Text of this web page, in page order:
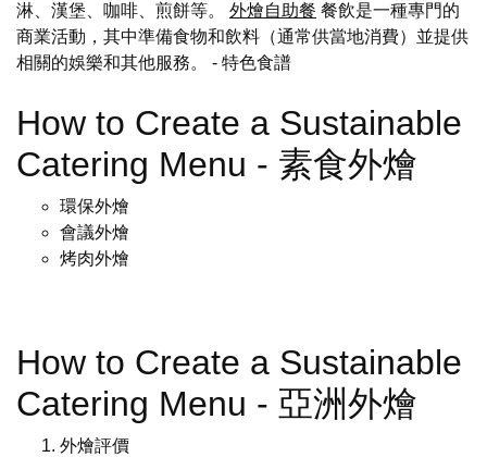
淋、漢堡、咖啡、煎餅等。 外燴自助餐 餐飲是一種專門的
商業活動，其中準備食物和飲料（通常供當地消費）並提供
相關的娛樂和其他服務。 - 特色食譜
How to Create a Sustainable
Catering Menu - 素食外燴
環保外燴
會議外燴
烤肉外燴
How to Create a Sustainable
Catering Menu - 亞洲外燴
外燴評價